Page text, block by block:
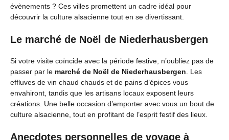
évènements ? Ces villes promettent un cadre idéal pour
découvrir la culture alsacienne tout en se divertissant.
Le marché de Noël de Niederhausbergen
Si votre visite coïncide avec la période festive, n’oubliez pas de
passer par le marché de Noël de Niederhausbergen . Les
effluves de vin chaud chauds et de pains d’épices vous
envahiront, tandis que les artisans locaux exposent leurs
créations. Une belle occasion d’emporter avec vous un bout de
culture alsacienne, tout en profitant de l’esprit festif des lieux.
Anecdotes personnelles de voyage à